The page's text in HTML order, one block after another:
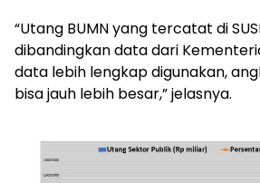
“Utang BUMN yang tercatat di
dibandingkan data dari
data lebih lengkap digunakan,
bisa jauh lebih besar,” jelasnya.